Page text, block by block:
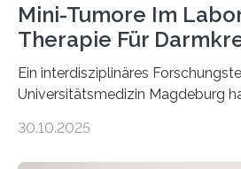
Mini-Tumore Im
Therapie Für
Ein interdisziplinäres
Universitätsmedizin Magdeburg
behandelt werden kann. In ihrer
30.10.2025